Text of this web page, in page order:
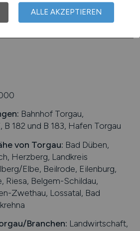
Bahnhof Torgau,
B 182 und B 183, Hafen Torgau
von Torgau: Bad Düben,
Herzberg, Landkreis
Elbe, Beilrode, Eilenburg,
Riesa, Belgem-Schildau,
Zwethau, Lossatal, Bad
/Branchen: Landwirtschaft,
ALLE AKZEPTIEREN